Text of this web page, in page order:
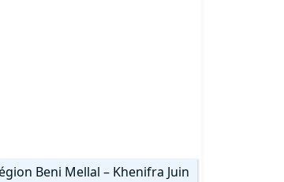
Beni Mellal – Khenifra Juin